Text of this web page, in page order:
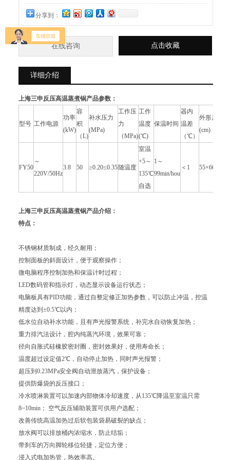
分享到：
在线咨询 点击收藏
详细介绍
上海三申反压高温蒸煮锅产品参数：
型号 工作电源
功率
(kW)
容
积
（L)
补水压力
(MPa)
工作压
力
（MPa)
工作
温度
(℃)
保温时间
器内
温差
（℃）
外形尺寸
(cm)
FY50
～
220V/50Hz
3.8 50 ≥0.20≤0.35随温度
室温
+5～
135℃
自选
1～
99min/hou
＜1 55×66×100
上海三申反压高温蒸煮锅产品介绍：
特点：
不锈钢材质制成，经久耐用；
控制面板的斜面设计，便于观察操作；
微电脑程序控制加热和保温计时过程；
LED数码管和指示灯，动态显示设备运行状态；
电脑板具有PID功能，通过自整定修正加热参数，可以防止冲温，控温
精度达到±0.5℃以内；
低水位自动补水功能，且有声光报警系统，补完水自动恢复加热；
重力排汽法设计，腔内纯蒸汽环境，效果可靠；
径向自胀式硅橡胶密封圈，密封效果好，使用寿命长；
温度超过设定值2℃，自动停止加热，同时声光报警；
超压到0.23MPa安全阀自动泄放蒸汽，保护设备；
提供防爆袋的反压接口；
冷水喷淋装置可以加速内部物体冷却速度，从135℃降温至室温只需
8~10min； 空气反压辅助装置可供用户选配；
改善传统高温加热过后软包装袋易破裂的缺点；
放水阀可以排放桶内浓缩水，防止结垢；
带刹车的万向脚轮移位轻捷，定位方便；
浸入式电加热管，热效率高。